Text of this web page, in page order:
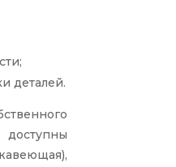
деталей.